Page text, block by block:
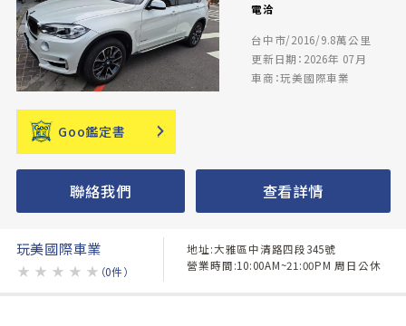
電洽
台中市/2016/9.8萬公里
更新日期：2026年 07月
車商：玩美國際車業
Goo鑑定書
聯絡我們 查看詳情
玩美國際車業
★ ★ ★ ★ ★ （0件）
地址:大雅區中清路四段345號
營業時間:10:00AM~21:00PM 周日公休